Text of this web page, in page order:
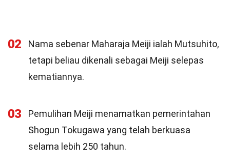
02
Nama sebenar Maharaja Meiji ialah Mutsuhito,
tetapi beliau dikenali sebagai Meiji selepas
kematiannya.
03
Pemulihan Meiji menamatkan pemerintahan
Shogun Tokugawa yang telah berkuasa
selama lebih 250 tahun.